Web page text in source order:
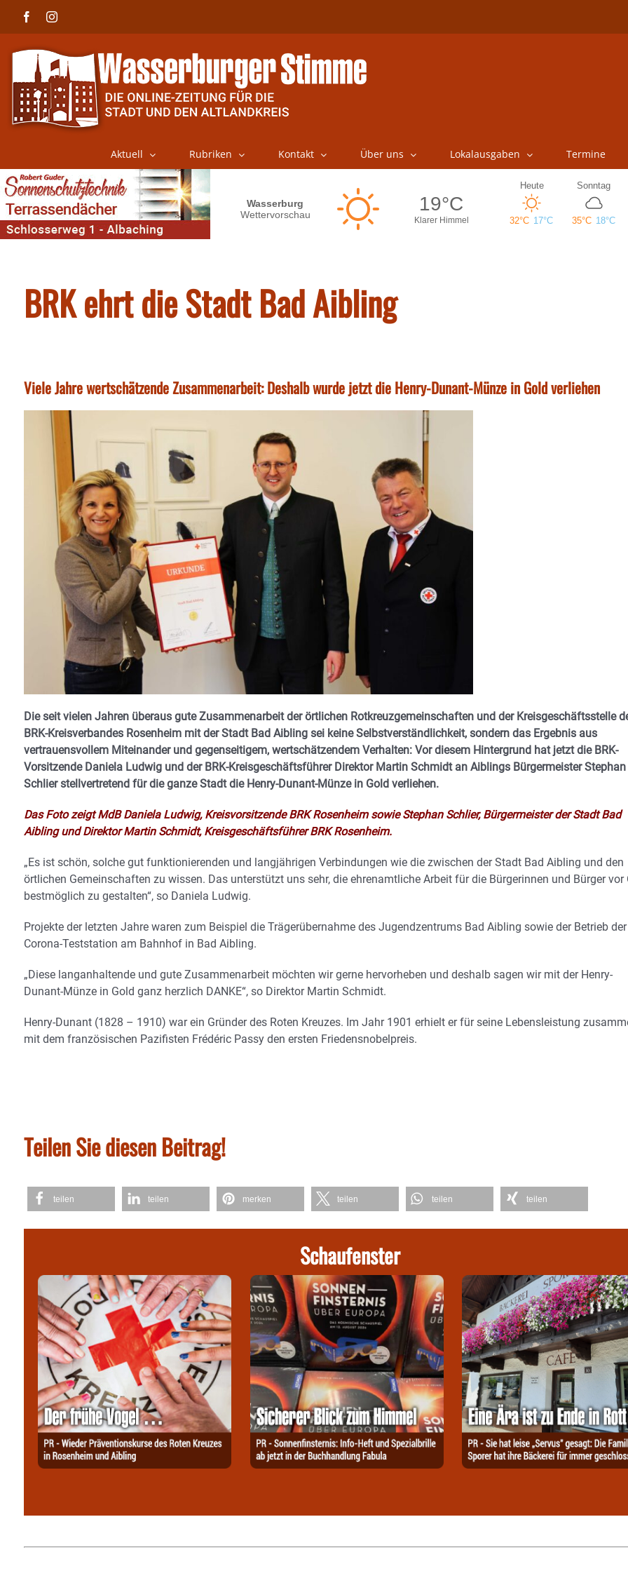
FacebookInstagram
Aktuell Rubriken Kontakt Über uns Lokalausgaben Termine
BRK ehrt die Stadt Bad Aibling
Viele Jahre wertschätzende Zusammenarbeit: Deshalb wurde jetzt die Henry-Dunant-Münze in Gold verliehen
Die seit vielen Jahren überaus gute Zusammenarbeit der örtlichen Rotkreuzgemeinschaften und der Kreisgeschäftsstelle
BRK-Kreisverbandes Rosenheim mit der Stadt Bad Aibling sei keine Selbstverständlichkeit, sondern das Ergebnis aus
vertrauensvollem Miteinander und gegenseitigem, wertschätzendem Verhalten: Vor diesem Hintergrund hat jetzt die BRK-
Vorsitzende Daniela Ludwig und der BRK-Kreisgeschäftsführer Direktor Martin Schmidt an Aiblings Bürgermeister Stephan
Schlier stellvertretend für die ganze Stadt die Henry-Dunant-Münze in Gold verliehen.
Das Foto zeigt MdB Daniela Ludwig, Kreisvorsitzende BRK Rosenheim sowie Stephan Schlier, Bürgermeister der Stadt Bad
Aibling und Direktor Martin Schmidt, Kreisgeschäftsführer BRK Rosenheim.
„Es ist schön, solche gut funktionierenden und langjährigen Verbindungen wie die zwischen der Stadt Bad Aibling und den
örtlichen Gemeinschaften zu wissen. Das unterstützt uns sehr, die ehrenamtliche Arbeit für die Bürgerinnen und Bürger vor
bestmöglich zu gestalten“, so Daniela Ludwig.
Projekte der letzten Jahre waren zum Beispiel die Trägerübernahme des Jugendzentrums Bad Aibling sowie der Betrieb der
Corona-Teststation am Bahnhof in Bad Aibling.
„Diese langanhaltende und gute Zusammenarbeit möchten wir gerne hervorheben und deshalb sagen wir mit der Henry-
Dunant-Münze in Gold ganz herzlich DANKE“, so Direktor Martin Schmidt.
Henry-Dunant (1828 – 1910) war ein Gründer des Roten Kreuzes. Im Jahr 1901 erhielt er für seine Lebensleistung
mit dem französischen Pazifisten Frédéric Passy den ersten Friedensnobelpreis.
Teilen Sie diesen Beitrag!
teilen teilen merken teilen teilen teilen
Schaufenster